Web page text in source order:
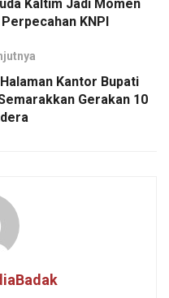
Kaltim Jadi Momen
KNPI
Kantor Bupati
Gerakan 10